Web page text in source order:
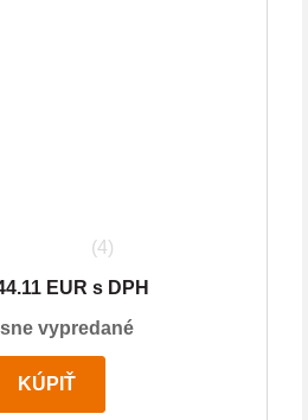
(4)
EUR s DPH
vypredané
KÚPIŤ